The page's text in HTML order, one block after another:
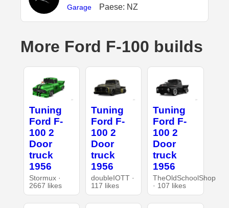
Garage Paese: NZ
More Ford F-100 builds
Tuning
Ford F-
100 2
Door
truck
1956
Stormux ·
2667 likes
Tuning
Ford F-
100 2
Door
truck
1956
doubleIOTT ·
117 likes
Tuning
Ford F-
100 2
Door
truck
1956
TheOldSchoolShop
· 107 likes